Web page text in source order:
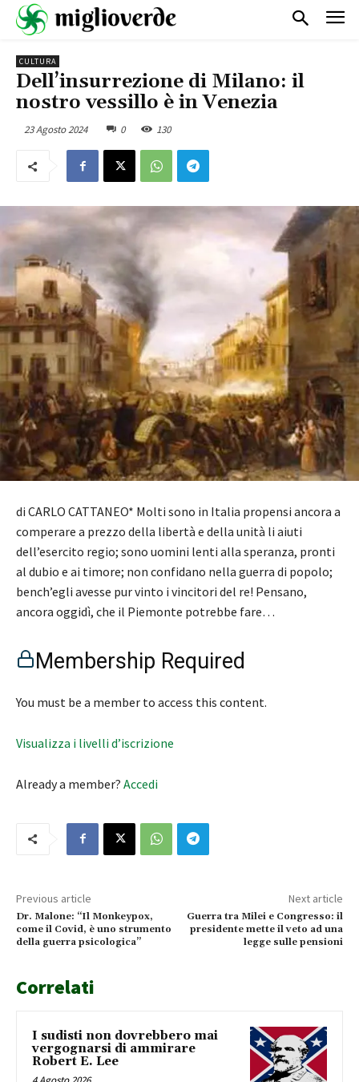
CULTURA
Dell’insurrezione di Milano: il
nostro vessillo è in Venezia
23 Agosto 2024 0 130
di CARLO CATTANEO* Molti sono in Italia propensi ancora a
comperare a prezzo della libertà e della unità li aiuti
dell’esercito regio; sono uomini lenti alla speranza, pronti
al dubio e ai timore; non confidano nella guerra di popolo;
bench’egli avesse pur vinto i vincitori del re! Pensano,
ancora oggidì, che il Piemonte potrebbe fare…
Membership Required
You must be a member to access this content.
Visualizza i livelli d’iscrizione
Already a member? Accedi
Previous article
Dr. Malone: “Il Monkeypox,
come il Covid, è uno strumento
della guerra psicologica”
Next article
Guerra tra Milei e Congresso: il
presidente mette il veto ad una
legge sulle pensioni
Correlati
I sudisti non dovrebbero mai
vergognarsi di ammirare
Robert E. Lee